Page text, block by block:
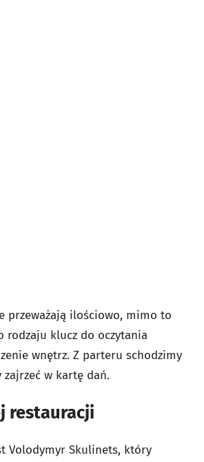
przeważają ilościowo, mimo to
rodzaju klucz do oczytania
wnętrz. Z parteru schodzimy
w kartę dań.
restauracji
Volodymyr Skulinets, który